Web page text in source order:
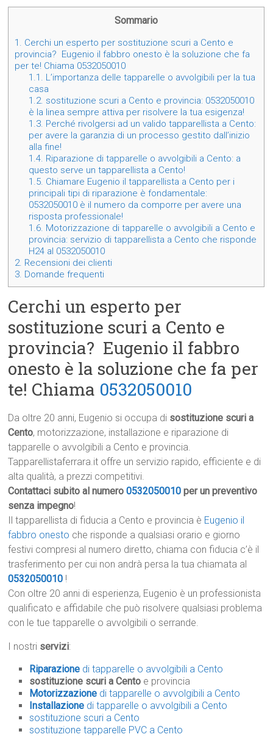
Sommario
1. Cerchi un esperto per sostituzione scuri a Cento e
provincia? Eugenio il fabbro onesto è la soluzione che fa
per te! Chiama 0532050010
1.1. L’importanza delle tapparelle o avvolgibili per la tua
casa
1.2. sostituzione scuri a Cento e provincia: 0532050010
è la linea sempre attiva per risolvere la tua esigenza!
1.3. Perché rivolgersi ad un valido tapparellista a Cento:
per avere la garanzia di un processo gestito dall’inizio
alla fine!
1.4. Riparazione di tapparelle o avvolgibili a Cento: a
questo serve un tapparellista a Cento!
1.5. Chiamare Eugenio il tapparellista a Cento per i
principali tipi di riparazione è fondamentale:
0532050010 è il numero da comporre per avere una
risposta professionale!
1.6. Motorizzazione di tapparelle o avvolgibili a Cento e
provincia: servizio di tapparellista a Cento che risponde
H24 al 0532050010
2. Recensioni dei clienti
3. Domande frequenti
Cerchi un esperto per
sostituzione scuri a Cento e
provincia? Eugenio il fabbro
onesto è la soluzione che fa per
te! Chiama 0532050010
Da oltre 20 anni, Eugenio si occupa di sostituzione scuri a
Cento, motorizzazione, installazione e riparazione di
tapparelle o avvolgibili a Cento e provincia.
Tapparellistaferrara.it offre un servizio rapido, efficiente e di
alta qualità, a prezzi competitivi.
Contattaci subito al numero0532050010 per un preventivo
senza impegno!
Il tapparellista di fiducia a Cento e provincia è Eugenio il
fabbro onesto che risponde a qualsiasi orario e giorno
festivi compresi al numero diretto, chiama con fiducia c’è il
trasferimento per cui non andrà persa la tua chiamata al
0532050010 !
Con oltre 20 anni di esperienza, Eugenio è un professionista
qualificato e affidabile che può risolvere qualsiasi problema
con le tue tapparelle o avvolgibili o serrande.
I nostri servizi:
Riparazione di tapparelle o avvolgibili a Cento
sostituzione scuri a Cento e provincia
Motorizzazione di tapparelle o avvolgibili a Cento
Installazione di tapparelle o avvolgibili a Cento
sostituzione scuri a Cento
sostituzione tapparelle PVC a Cento